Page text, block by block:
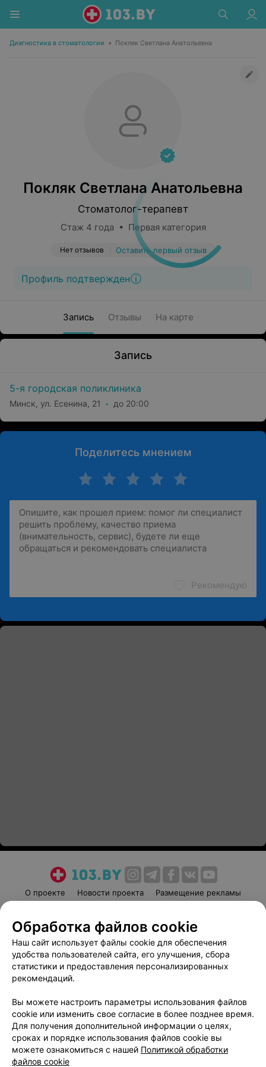
Диагностика в стоматологии • Покляк Светлана Анатольевна
Покляк Светлана Анатольевна
Стоматолог-терапевт
Стаж 4 года • Первая категория
Нет отзывов Оставить первый отзыв
Профиль подтвержден
Запись Отзывы На карте
Запись
5-я городская поликлиника
Минск, ул. Есенина, 21 до 20:00
Поделитесь мнением
Рекомендую
О проекте Новости проекта
Размещение рекламы
Пользовательское соглашение
Способы оплаты
Вакансии
Партнеры
Написать руководителю 103.by
Обработка персональных данных
Обработка файлов cookie
Наш сайт использует файлы cookie для обеспечения
удобства пользователей сайта, его улучшения, сбора
статистики и предоставления персонализированных
рекомендаций.
Вы можете настроить параметры использования файлов
cookie или изменить свое согласие в более позднее время.
Для получения дополнительной информации о целях,
сроках и порядке использования файлов cookie вы
можете ознакомиться с нашей Политикой обработки
файлов cookie